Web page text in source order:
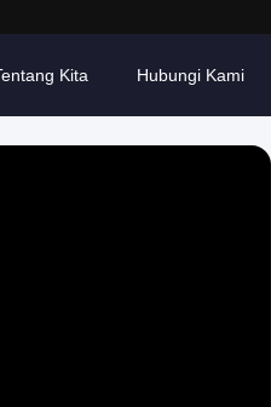
Kita Hubungi Kami